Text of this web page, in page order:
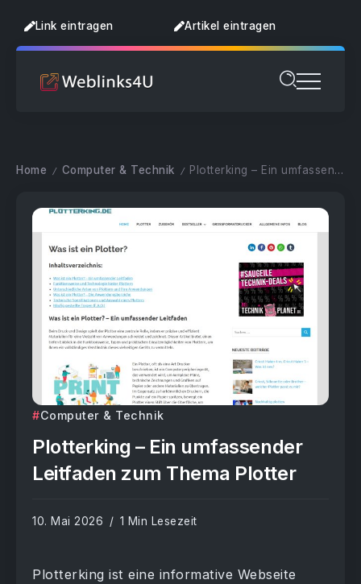
Link eintragen Artikel eintragen
Home / Computer & Technik / Plotterking – Ein umfassender Leitfaden zum Thema Plotter
Computer & Technik
Plotterking – Ein umfassender
Leitfaden zum Thema Plotter
10. Mai 2026 1 Min Lesezeit
Plotterking ist eine informative Webseite